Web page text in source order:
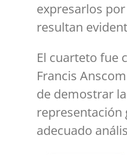
expresarlos
resultan
El cuarteto fue
Francis
de demostrar
representación
adecuado